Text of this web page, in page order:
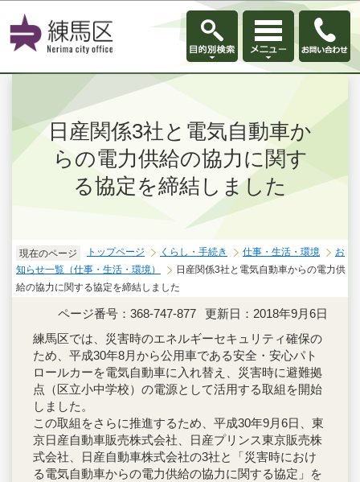
このページの本文へ移動
日産関係3社と電気自動車か
らの電力供給の協力に関す
る協定を締結しました
現在のページ トップページ くらし・手続き 仕事・生活・環境
お
知らせ一覧（仕事・生活・環境）
日産関係3社と電気自動車からの電力供
給の協力に関する協定を締結しました
ページ番号：368-747-877
更新日：2018年9月6日
練馬区では、災害時のエネルギーセキュリティ確保の
ため、平成30年8月から公用車である安全・安心パト
ロールカーを電気自動車に入れ替え、災害時に避難拠
点（区立小中学校）の電源として活用する取組を開始
しました。
この取組をさらに推進するため、平成30年9月6日、東
京日産自動車販売株式会社、日産プリンス東京販売株
式会社、日産自動車株式会社の3社と「災害時におけ
る電気自動車からの電力供給の協力に関する協定」を